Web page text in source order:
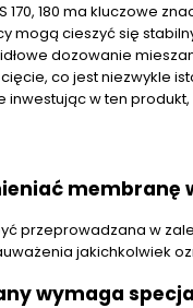
170, 180 ma kluczowe
mogą cieszyć się
dozowanie
co jest niezwykle
inwestując w ten
membranę w
przeprowadzana w
jakichkolwiek
wymaga